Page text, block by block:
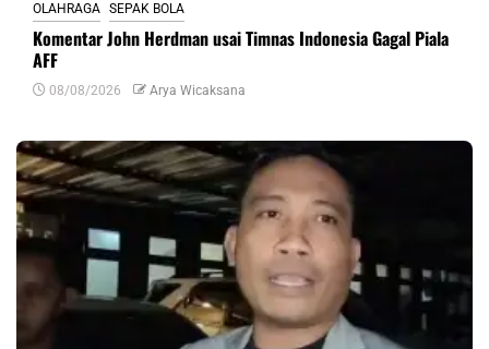
OLAHRAGA SEPAK BOLA
Komentar John Herdman usai Timnas Indonesia Gagal Piala
AFF
08/08/2026 Arya Wicaksana